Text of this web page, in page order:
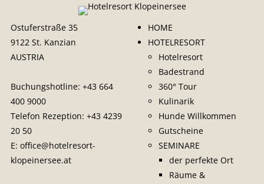
Ostuferstraße 35
9122 St. Kanzian
AUSTRIA
Buchungshotline: +43 664
400 9000
Telefon Rezeption: +43 4239
20 50
E: office@hotelresort-
klopeinersee.at
HOME
HOTELRESORT
Hotelresort
Badestrand
360° Tour
Kulinarik
Hunde Willkommen
Gutscheine
SEMINARE
der perfekte Ort
Räume &